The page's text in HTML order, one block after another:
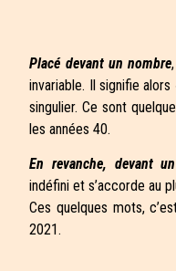
Placé devant un nombre
invariable. Il signifie
singulier.Ce sont
les années 40.
En revanche, devant
indéfini et s’accorde au
Ces quelques mots,
2021.